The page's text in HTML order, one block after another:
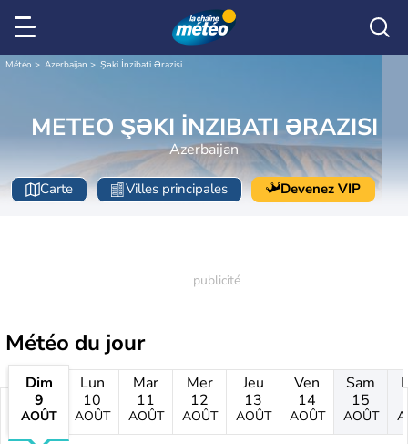
Météo Azerbaijan Şəki İnzibati Ərazisi
METEO ŞƏKI İNZIBATI ƏRAZISI
Azerbaijan
Carte Villes principales Devenez VIP
Météo du jour
Dim
9
AOÛT
Lun
10
AOÛT
Mar
11
AOÛT
Mer
12
AOÛT
Jeu
13
AOÛT
Ven
14
AOÛT
Sam
15
AOÛT